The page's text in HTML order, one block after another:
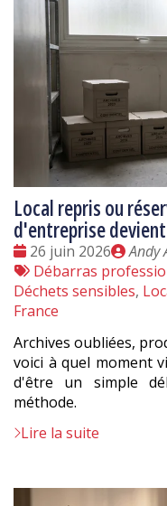
Local repris ou
d'entreprise
Date
:
26 juin 2026
par
Andy
Tags
:
Débarras
Déchets sensibles,
France
Archives oubliées,
voici à quel moment
d'être un simple
méthode.
Lire la suite